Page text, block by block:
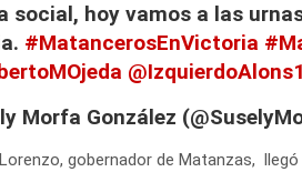
n
k
y s
social, hoy vamos a las
#MatancerosEnVictoria
@IzquierdoAlons1
Morfa González
gobernador de Matanzas,